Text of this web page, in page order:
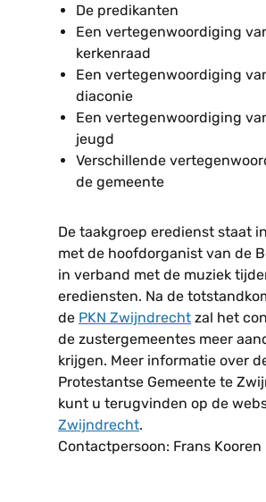
De predikanten
Een vertegenwoordiging
kerkenraad
Een vertegenwoordiging
diaconie
Een vertegenwoordiging
jeugd
Verschillende
de gemeente
De taakgroep eredienst staat
met de hoofdorganist van de
in verband met de muziek
erediensten. Na de
de PKN Zwijndrecht zal het
de zustergemeentes meer
krijgen. Meer informatie over
Protestantse Gemeente te
kunt u terugvinden op de
Zwijndrecht.
Contactpersoon: Frans Kooren